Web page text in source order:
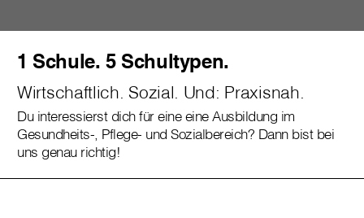
1 Schule. 5 Schultypen.
Wirtschaftlich. Sozial. Und: Praxisnah.
Du interessierst dich für eine eine Ausbildung im
Gesundheits-, Pflege- und Sozialbereich? Dann bist bei
uns genau richtig!